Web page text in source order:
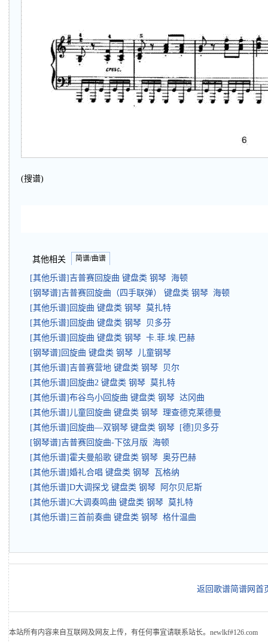
(搜谱)
其他相关 简谱/曲谱
[其他乐谱]吉普赛回旋曲 键盘类 钢琴 海顿
[钢琴谱]吉普赛回旋曲（四手联弹） 键盘类 钢琴 海顿
[其他乐谱]回旋曲 键盘类 钢琴 莫扎特
[其他乐谱]回旋曲 键盘类 钢琴 贝多芬
[其他乐谱]回旋曲 键盘类 钢琴 卡.菲.埃.巴赫
[钢琴谱]回旋曲 键盘类 钢琴 儿童钢琴
[其他乐谱]吉普赛营地 键盘类 钢琴 贝尔
[其他乐谱]回旋曲2 键盘类 钢琴 莫扎特
[其他乐谱]布谷鸟小回旋曲 键盘类 钢琴 达冈曲
[其他乐谱]儿童回旋曲 键盘类 钢琴 理查德克莱德曼
[其他乐谱]回旋曲—双钢琴 键盘类 钢琴 [德]贝多芬
[钢琴谱]吉普赛回旋曲-下弦月版 海顿
[其他乐谱]霍夫曼船歌 键盘类 钢琴 奥芬巴赫
[其他乐谱]婚礼合唱 键盘类 钢琴 瓦格纳
[其他乐谱]D大调探戈 键盘类 钢琴 阿尔贝尼斯
[其他乐谱]C大调奏鸣曲 键盘类 钢琴 莫扎特
[其他乐谱]三首前奏曲 键盘类 钢琴 格什温曲
返回歌谱简谱网首
本站所有内容来自互联网及网友上传，有任何事宜请联系站长。newlkf#126.com